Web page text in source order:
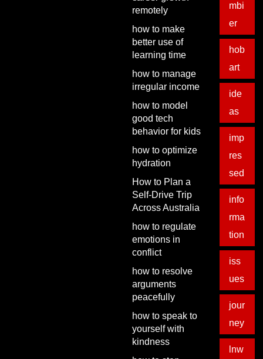
remotely
how to make
better use of
learning time
how to manage
irregular income
how to model
good tech
behavior for kids
how to optimize
hydration
How to Plan a
Self-Drive Trip
Across Australia
how to regulate
emotions in
conflict
how to resolve
arguments
peacefully
how to speak to
yourself with
kindness
mbi
er
hob
art
ide
as
imp
res
sed
info
rma
tion
iss
ues
jour
ney
lnw